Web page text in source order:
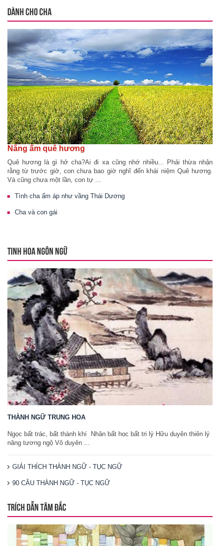
DÀNH CHO CHA
Nắng ấm quê hương
Quê hương là gì hở cha?Ai đi xa cũng nhớ nhiều... Phải thừa nhận
rằng từ trước giờ, con chưa bao giờ nghĩ đến khái niệm Quê hương.
Và cũng chưa một lần, con tự ...
Tình cha ấm áp như vầng Thái Dương
Cha và con gái
TINH HOA NGÔN NGỮ
THÀNH NGỮ TRUNG HOA
Ngọc bất trác, bất thành khí Nhân bất học bất tri lý Hữu duyên thiên lý
năng tương ngộ Vô duyên ...
GIẢI THÍCH THÀNH NGỮ - TỤC NGỮ
90 CÂU THÀNH NGỮ - TỤC NGỮ
TRÍCH DẪN TÂM ĐẮC